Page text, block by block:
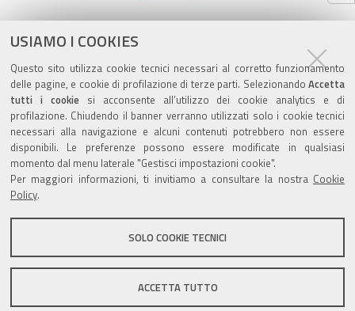
USIAMO I COOKIES
Questo sito utilizza cookie tecnici necessari al corretto funzionamento
delle pagine, e cookie di profilazione di terze parti. Selezionando Accetta
tutti i cookiesi acconsente all’utilizzo dei cookie analytics e di
profilazione. Chiudendo il banner verranno utilizzati solo i cookie tecnici
necessari alla navigazione e alcuni contenuti potrebbero non essere
disponibili. Le preferenze possono essere modificate in qualsiasi
momento dal menu laterale "Gestisci impostazioni cookie".
Per maggiori informazioni, ti invitiamo a consultare la nostra Cookie
Policy.
SOLO COOKIE TECNICI
ACCETTA TUTTO
Azioni
sul
documento
ultima modifica 15/06/2026
Valuta questo sito
Sito istituzionale Comune di Zola Predosa